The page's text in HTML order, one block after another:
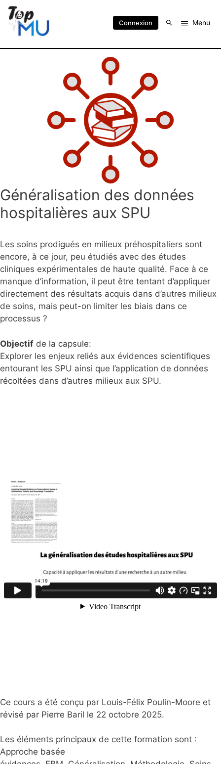
Connexion Menu
Généralisation des données
hospitalières aux SPU
Les soins prodigués en milieux préhospitaliers sont
encore, à ce jour, peu étudiés avec des études
cliniques expérimentales de haute qualité. Face à ce
manque d’information, il peut être tentant d’appliquer
directement des résultats acquis dans d’autres milieux
de soins, mais peut-on limiter les biais dans ce
processus ?
Objectif de la capsule:
Explorer les enjeux reliés aux évidences scientifiques
entourant les SPU ainsi que l’application de données
récoltées dans d’autres milieux aux SPU.
Ce cours a été conçu par Louis-Félix Poulin-Moore et
révisé par Pierre Baril le 22 octobre 2025.
Les éléments principaux de cette formation sont :
Approche basée